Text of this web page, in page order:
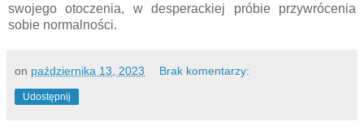
swojego otoczenia, w desperackiej próbie przywrócenia
sobie normalności.
on października 13, 2023 Brak komentarzy:
Udostępnij